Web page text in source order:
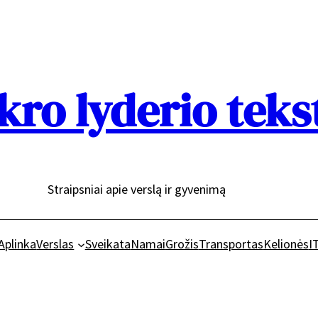
lyderio
Straipsniai apie verslą ir gyvenimą
Verslas SveikataNamaiGrožisTransportasKelionės